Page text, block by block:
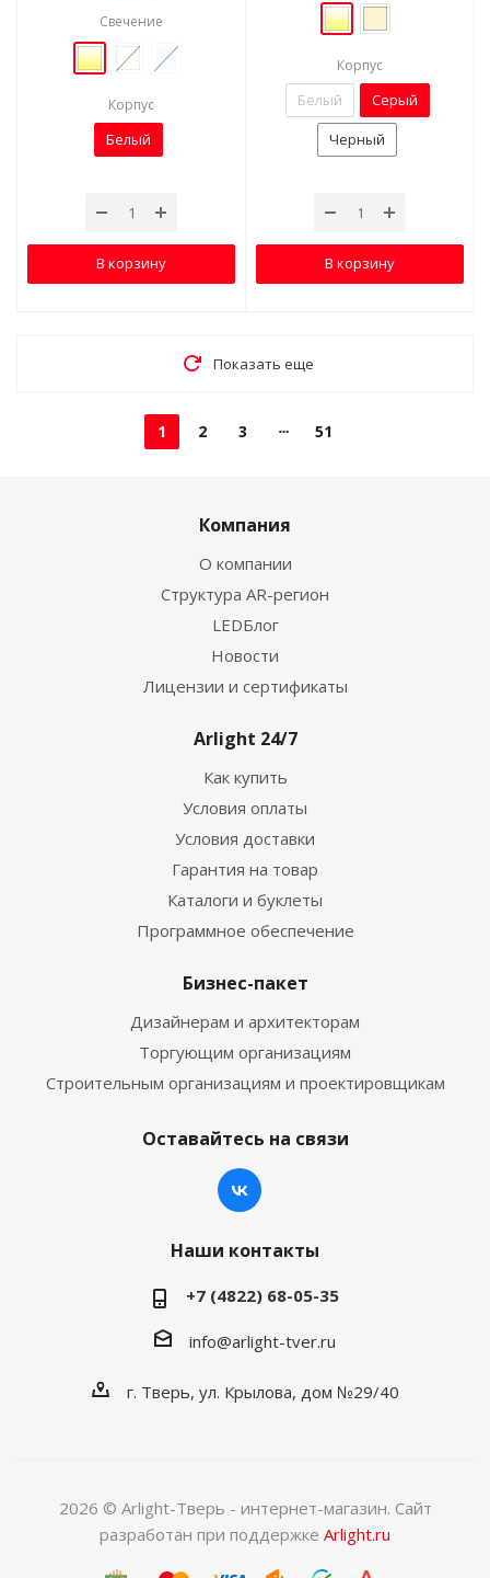
Свечение
Корпус
Белый
В корзину
Корпус
Белый
Серый
Черный
В корзину
Показать еще
1 2 3 51
Компания
О компании
Структура AR-регион
LEDБлог
Новости
Лицензии и сертификаты
Arlight 24/7
Как купить
Условия оплаты
Условия доставки
Гарантия на товар
Каталоги и буклеты
Программное обеспечение
Бизнес-пакет
Дизайнерам и архитекторам
Торгующим организациям
Строительным организациям и проектировщикам
Оставайтесь на связи
Наши контакты
+7 (4822) 68-05-35
info@arlight-tver.ru
г. Тверь, ул. Крылова, дом №29/40
2026 © Arlight-Тверь - интернет-магазин. Сайт
разработан при поддержке Arlight.ru